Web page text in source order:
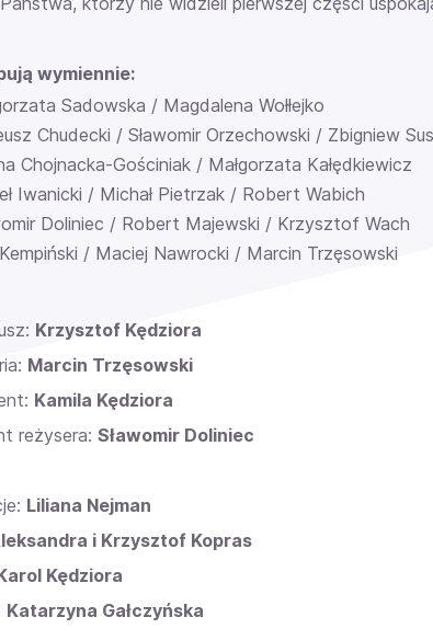
wymiennie:
Sadowska / Magdalena Wołłejko
Chudecki / Sławomir Orzechowski / Zbigniew
Chojnacka-Gościniak / Małgorzata Kałędkiewicz
Iwanicki / Michał Pietrzak / Robert Wabich
Doliniec / Robert Majewski / Krzysztof Wach
/ Maciej Nawrocki / Marcin Trzęsowski
Krzysztof Kędziora
Marcin Trzęsowski
Kamila Kędziora
reżysera: Sławomir Doliniec
Liliana Nejman
i Krzysztof Kopras
Kędziora
Katarzyna Gałczyńska